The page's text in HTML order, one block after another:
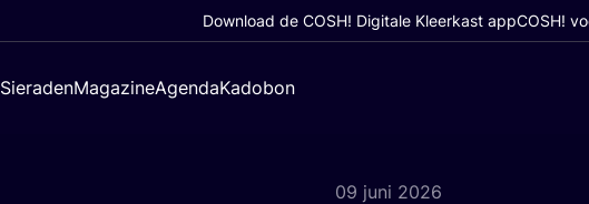
Download de COSH! Digitale Kleerkast appCOSH!
SieradenMagazineAgendaKadobon
09 juni 2026